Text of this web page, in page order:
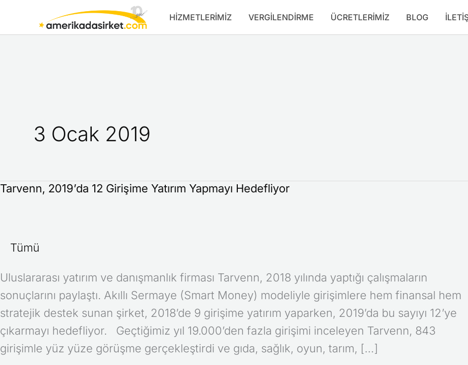
HIZMETLERIMIZ VERGILENDIRME ÜCRETLERIMIZ BLOG
3 Ocak 2019
Tarvenn, 2019’da 12 Girişime Yatırım Yapmayı Hedefliyor
Tümü
Uluslararası yatırım ve danışmanlık firması Tarvenn, 2018 yılında yaptığı çalışmaların
sonuçlarını paylaştı. Akıllı Sermaye (Smart Money) modeliyle girişimlere hem finansal hem
stratejik destek sunan şirket, 2018’de 9 girişime yatırım yaparken, 2019’da bu sayıyı 12’ye
çıkarmayı hedefliyor. Geçtiğimiz yıl 19.000’den fazla girişimi inceleyen Tarvenn, 843
girişimle yüz yüze görüşme gerçekleştirdi ve gıda, sağlık, oyun, tarım, […]
Tarvenn,
Girişime
Yapmayı
Hedefliyor